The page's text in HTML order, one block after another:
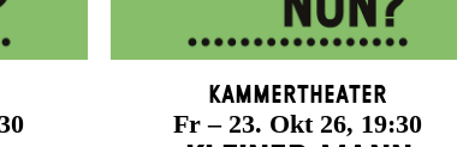
Kammertheater
Fr – 23. Okt 26, 19:30